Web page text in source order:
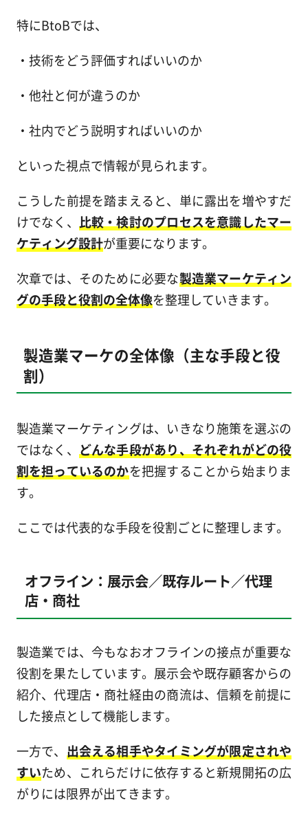
特にBtoBでは、
・技術をどう評価すればいいのか
・他社と何が違うのか
・社内でどう説明すればいいのか
といった視点で情報が見られます。
こうした前提を踏まえると、単に露出を増やすだ
けでなく、 比較・検討のプロセスを意識したマー
ケティング設計が重要になります。
次章では、そのために必要な製造業マーケティン
グの手段と役割の全体像を整理していきます。
製造業マーケの全体像（主な手段と役
割）
製造業マーケティングは、いきなり施策を選ぶの
ではなく、 どんな手段があり、それぞれがどの役
割を担っているのかを把握することから始まりま
す。
ここでは代表的な手段を役割ごとに整理します。
オフライン：展示会／既存ルート／代理
店・商社
製造業では、今もなおオフラインの接点が重要な
役割を果たしています。展示会や既存顧客からの
紹介、代理店・商社経由の商流は、信頼を前提に
した接点として機能します。
一方で、 出会える相手やタイミングが限定されや
すいため、これらだけに依存すると新規開拓の広
がりには限界が出てきます。